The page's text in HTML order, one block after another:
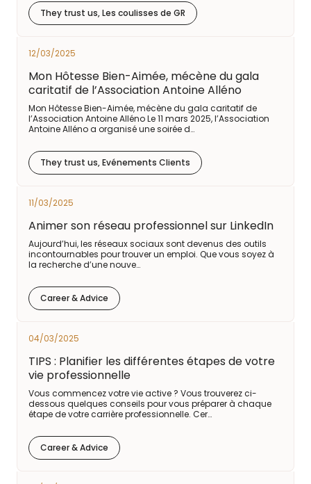
They trust us, Les coulisses de GR
12/03/2025
Mon Hôtesse Bien-Aimée, mécène du gala
caritatif de l’Association Antoine Alléno
Mon Hôtesse Bien-Aimée, mécène du gala caritatif de
l’Association Antoine Alléno Le 11 mars 2025, l’Association
Antoine Alléno a organisé une soirée d…
They trust us, Evénements Clients
11/03/2025
Animer son réseau professionnel sur LinkedIn
Aujourd’hui, les réseaux sociaux sont devenus des outils
incontournables pour trouver un emploi. Que vous soyez à
la recherche d’une nouve…
Career & Advice
04/03/2025
TIPS : Planifier les différentes étapes de votre
vie professionnelle
Vous commencez votre vie active ? Vous trouverez ci-
dessous quelques conseils pour vous préparer à chaque
étape de votre carrière professionnelle. Cer…
Career & Advice